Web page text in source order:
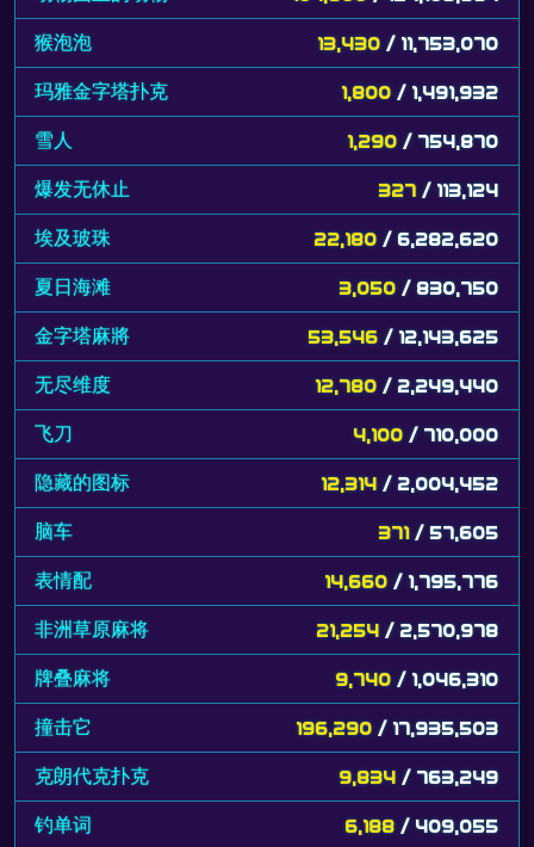
猴泡泡 13,430 / 11,753,070
玛雅金字塔扑克 1,800 / 1,491,932
雪人 1,290 / 754,870
爆发无休止 327 / 113,124
埃及玻珠 22,180 / 6,282,620
夏日海滩 3,050 / 830,750
金字塔麻將 53,546 / 12,143,625
无尽维度 12,780 / 2,249,440
飞刀 4,100 / 710,000
隐藏的图标 12,314 / 2,004,452
脑车 371 / 57,605
表情配 14,660 / 1,795,776
非洲草原麻将 21,254 / 2,570,978
牌叠麻将 9,740 / 1,046,310
撞击它 196,290 / 17,935,503
克朗代克扑克 9,834 / 763,249
钓单词 6,188 / 409,055